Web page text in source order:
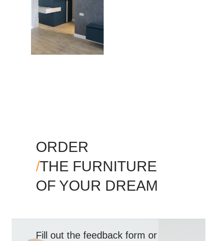
ORDER
/THE FURNITURE
OF YOUR DREAM
Fill out the feedback form or